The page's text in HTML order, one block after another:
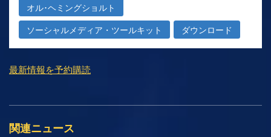
オル･ヘミングショルト
ソーシャルメディア・ツールキット
ダウンロード
最新情報を予約購読
関連ニュース